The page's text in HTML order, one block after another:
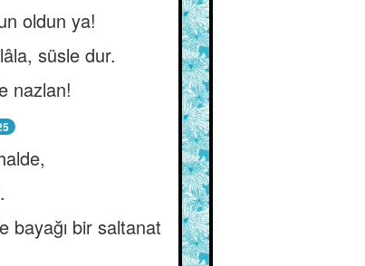
oldun ya!
süsle dur.
nazlan!
bayağı bir saltanat